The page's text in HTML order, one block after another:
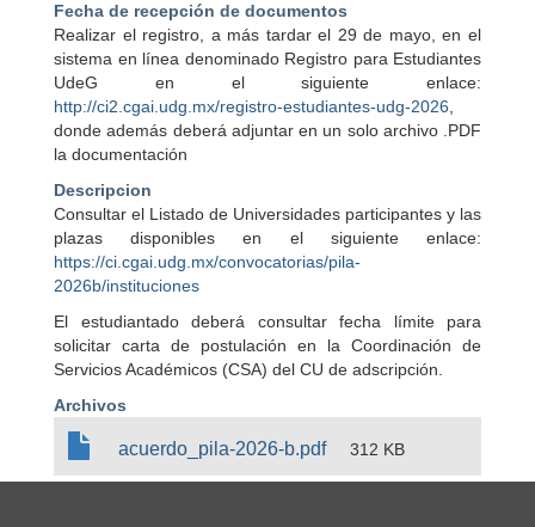
Fecha de recepción de documentos
Realizar el registro, a más tardar el 29 de mayo, en el
sistema en línea denominado Registro para Estudiantes
UdeG en el siguiente enlace:
http://ci2.cgai.udg.mx/registro-estudiantes-udg-2026,
donde además deberá adjuntar en un solo archivo .PDF
la documentación
Descripcion
Consultar el Listado de Universidades participantes y las
plazas disponibles en el siguiente enlace:
https://ci.cgai.udg.mx/convocatorias/pila-
2026b/instituciones
El estudiantado deberá consultar fecha límite para
solicitar carta de postulación en la Coordinación de
Servicios Académicos (CSA) del CU de adscripción.
Archivos
acuerdo_pila-2026-b.pdf 312 KB